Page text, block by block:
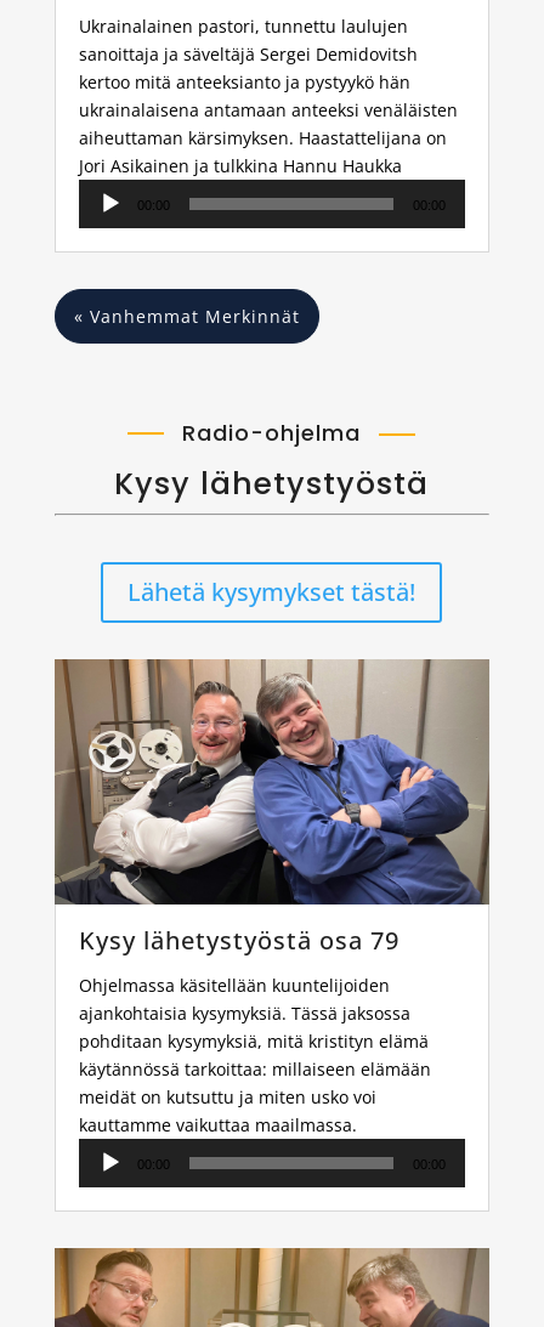
Ukrainalainen pastori, tunnettu laulujen
sanoittaja ja säveltäjä Sergei Demidovitsh
kertoo mitä anteeksianto ja pystyykö hän
ukrainalaisena antamaan anteeksi venäläisten
aiheuttaman kärsimyksen. Haastattelijana on
Jori Asikainen ja tulkkina Hannu Haukka
Äänitoistin
00:00 00:00
« Vanhemmat Merkinnät
Radio-ohjelma
Kysy lähetystyöstä
Lähetä kysymykset tästä!
Kysy lähetystyöstä osa 79
Ohjelmassa käsitellään kuuntelijoiden
ajankohtaisia kysymyksiä. Tässä jaksossa
pohditaan kysymyksiä, mitä kristityn elämä
käytännössä tarkoittaa: millaiseen elämään
meidät on kutsuttu ja miten usko voi
kauttamme vaikuttaa maailmassa.
Äänitoistin
00:00 00:00